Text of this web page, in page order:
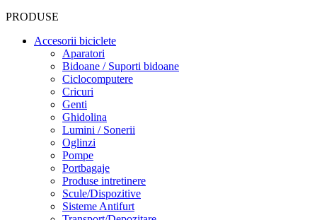
PRODUSE
Accesorii biciclete
Aparatori
Bidoane / Suporti bidoane
Ciclocomputere
Cricuri
Genti
Ghidolina
Lumini / Sonerii
Oglinzi
Pompe
Portbagaje
Produse intretinere
Scule/Dispozitive
Sisteme Antifurt